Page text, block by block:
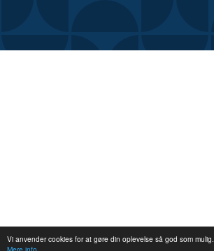
Vi anvender cookies for at gøre din oplevelse så god som mulig.